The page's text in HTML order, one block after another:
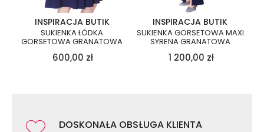
INSPIRACJA BUTIK
SUKIENKA ŁÓDKA
GORSETOWA GRANATOWA
600,00 zł
INSPIRACJA BUTIK
SUKIENKA GORSETOWA MAXI
SYRENA GRANATOWA
1 200,00 zł
DOSKONAŁA OBSŁUGA KLIENTA